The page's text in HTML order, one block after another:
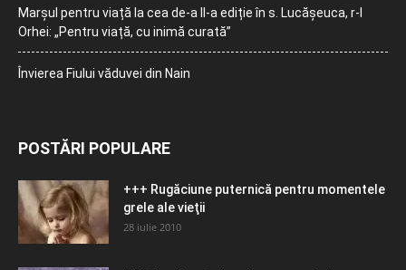
Marșul pentru viață la cea de-a II-a ediție în s. Lucășeuca, r-l
Orhei: „Pentru viață, cu inimă curată”
Învierea Fiului văduvei din Nain
POSTĂRI POPULARE
+++ Rugăciune puternică pentru momentele
grele ale vieţii
28 iulie 2010